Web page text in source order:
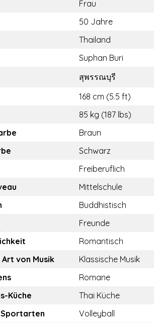
Frau
50 Jahre
Thailand
Suphan Buri
สุพรรณบุรี
168 cm (5.5 ft)
85 kg (187 lbs)
Braun
Schwarz
Freiberuflich
Mittelschule
Buddhistisch
Freunde
Romantisch
von Musik
Klassische Musik
Romane
Küche
Thai Küche
Sportarten
Volleyball